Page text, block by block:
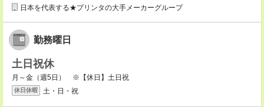
日本を代表する★プリンタの大手メーカーグループ
勤務曜日
土日祝休
月～金（週5日） ※【休日】土日祝
休日休暇 土・日・祝